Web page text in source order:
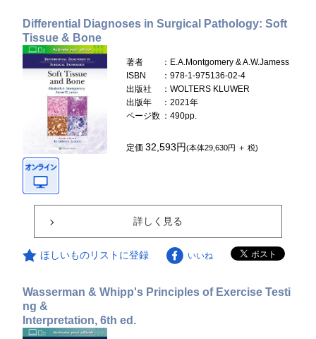
Differential Diagnoses in Surgical Pathology: Soft
Tissue & Bone
著者
：E.A.Montgomery & A.W.Jamess
ISBN
：978-1-975136-02-4
出版社
：WOLTERS KLUWER
出版年
：2021年
ページ数 ：490pp.
定価32,593円(本体29,630円 ＋ 税)
詳しく見る
ほしいものリストに登録 いいね
Wasserman & Whipp's Principles of Exercise Testi
ng &
Interpretation, 6th ed.